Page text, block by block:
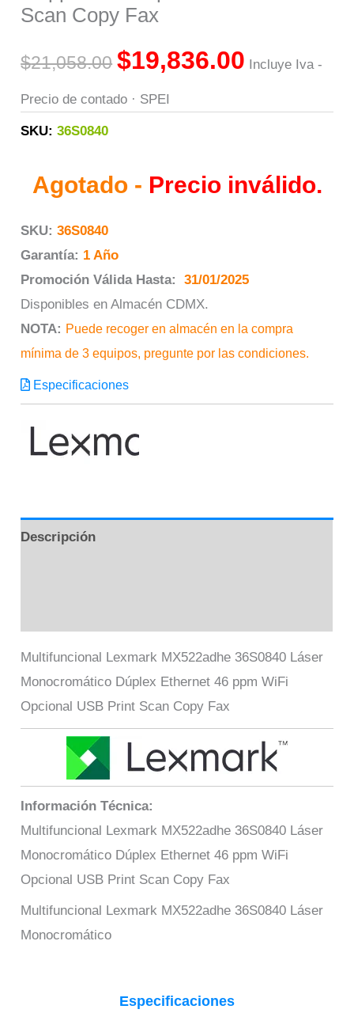
Scan Copy Fax
$21,058.00 $19,836.00 Incluye Iva -
Precio de contado · SPEI
SKU:36S0840
Agotado - Precio inválido.
SKU:36S0840
Garantía: 1 Año
Promoción Válida Hasta:
31/01/2025
Disponibles en Almacén CDMX.
NOTA: Puede recoger en almacén en la compra
mínima de 3 equipos, pregunte por las condiciones.
Especificaciones
Descripción
Multifuncional Lexmark MX522adhe 36S0840 Láser
Monocromático Dúplex Ethernet 46 ppm WiFi
Opcional USB Print Scan Copy Fax
Información Técnica:
Multifuncional Lexmark MX522adhe 36S0840 Láser
Monocromático Dúplex Ethernet 46 ppm WiFi
Opcional USB Print Scan Copy Fax
Multifuncional Lexmark MX522adhe 36S0840 Láser
Monocromático
Especificaciones